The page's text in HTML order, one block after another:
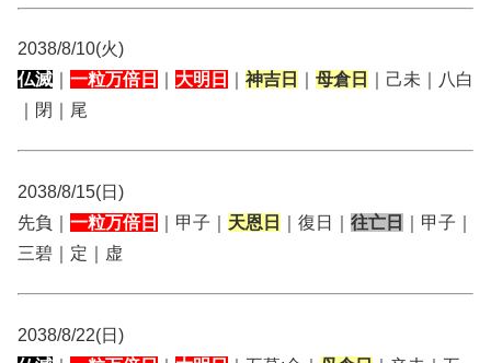
2038/8/10(火)
仏滅
一粒万倍日 大明日 神吉日 母倉日
｜己未｜八白
｜閉｜尾
2038/8/15(日)
先負｜ 一粒万倍日 ｜甲子｜ 天恩日 ｜復日｜ 往亡日
｜甲子｜
三碧｜定｜虚
2038/8/22(日)